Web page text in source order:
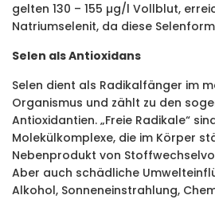
gelten 130 – 155 µg/l Vollblut,
Natriumselenit, da diese
Selen als Antioxidans
Selen dient als Radikalfänger im
Organismus und zählt zu den
Antioxidantien. „Freie Radikale“
Molekülkomplexe, die im Körper
Nebenprodukt von
Aber auch schädliche
Alkohol, Sonneneinstrahlung,